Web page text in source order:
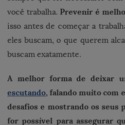
você trabalha. Prevenir é
isso antes de começar a
eles buscam, o que querem
buscam exatamente.
A melhor forma de deixar
escutando, falando muito com
desafios e mostrando os seus
for possível para assegurar